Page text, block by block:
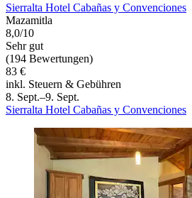
Sierralta Hotel Cabañas y Convenciones
Mazamitla
8,0/10
Sehr gut
(194 Bewertungen)
83 €
inkl. Steuern & Gebühren
8. Sept.–9. Sept.
Sierralta Hotel Cabañas y Convenciones